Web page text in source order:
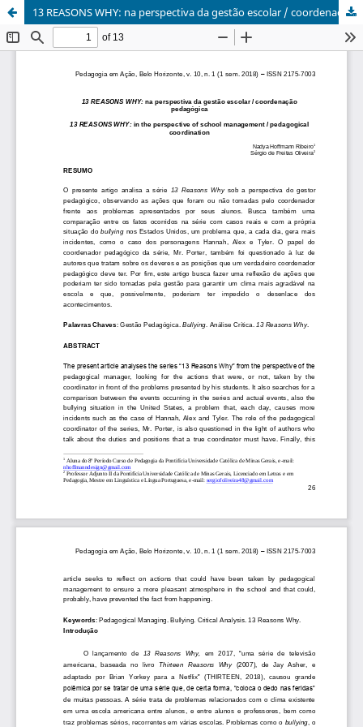
13 REASONS WHY: na perspectiva da gestão escolar / coordenação pedagógica